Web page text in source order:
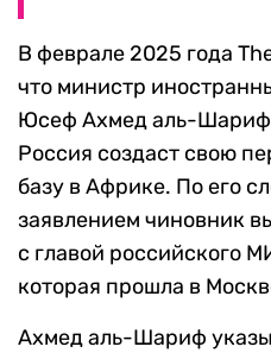
В феврале 2025 года
что министр
Юсеф Ахмед аль-Шариф
Россия создаст свою
базу в Африке. По его
заявлением чиновник
с главой российского
которая прошла в
Ахмед аль-Шариф